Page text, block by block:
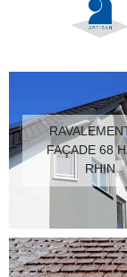
FAÇADE 68
RHIN